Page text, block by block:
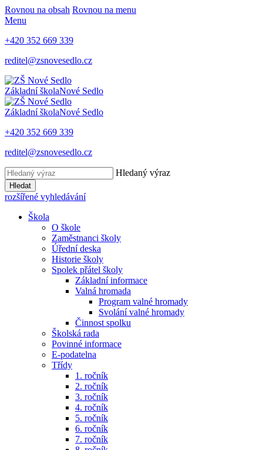
Rovnou na obsah Rovnou na menu
Menu
+420 352 669 339
reditel@zsnovesedlo.cz
Základní školaNové Sedlo
Základní školaNové Sedlo
+420 352 669 339
reditel@zsnovesedlo.cz
Hledaný výraz
Hledat
rozšířené vyhledávání
Škola
O škole
Zaměstnanci školy
Úřední deska
Historie školy
Spolek přátel školy
Základní informace
Valná hromada
Program valné hromady
Svolání valné hromady
Činnost spolku
Školská rada
Povinné informace
E-podatelna
Třídy
1. ročník
2. ročník
3. ročník
4. ročník
5. ročník
6. ročník
7. ročník